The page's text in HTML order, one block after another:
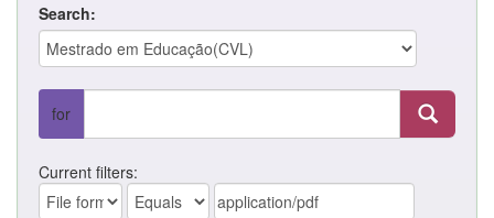
Search:
for
Current filters: